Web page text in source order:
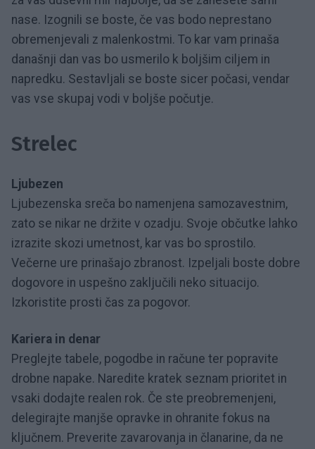
nase. Izognili se boste, če vas bodo neprestano
obremenjevali z malenkostmi. To kar vam prinaša
današnji dan vas bo usmerilo k boljšim ciljem in
napredku. Sestavljali se boste sicer počasi, vendar
vas vse skupaj vodi v boljše počutje.
Strelec
Ljubezen
Ljubezenska sreča bo namenjena samozavestnim,
zato se nikar ne držite v ozadju. Svoje občutke lahko
izrazite skozi umetnost, kar vas bo sprostilo.
Večerne ure prinašajo zbranost. Izpeljali boste dobre
dogovore in uspešno zaključili neko situacijo.
Izkoristite prosti čas za pogovor.
Kariera in denar
Preglejte tabele, pogodbe in račune ter popravite
drobne napake. Naredite kratek seznam prioritet in
vsaki dodajte realen rok. Če ste preobremenjeni,
delegirajte manjše opravke in ohranite fokus na
ključnem. Preverite zavarovanja in članarine, da ne